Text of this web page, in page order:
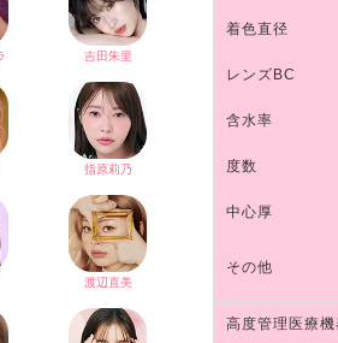
着色直径
レンズBC
含水率
度数
中心厚
その他
高度管理医療